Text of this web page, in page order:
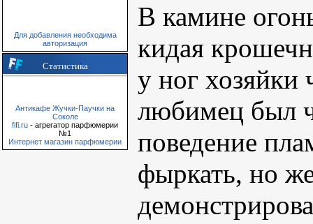
Для добавления необходима
авторизация
Статистика
Антикафе Жучки-Паучки на
Соколе
fifi.ru - агрегатор парфюмерии
№1
Интернет магазин парфюмерии
В камине
кидая
у ног
любимец был
поведение
фыркать, но